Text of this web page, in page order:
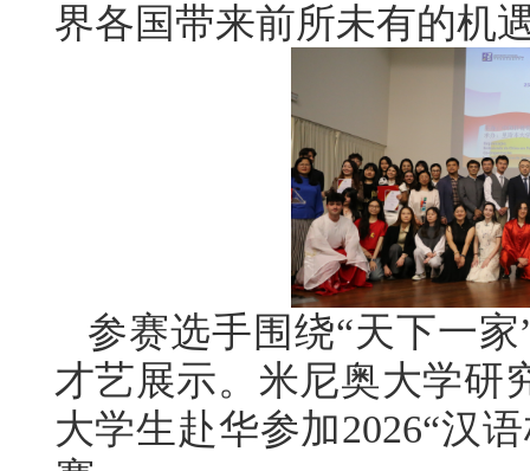
界各国带来前所未有的机
参赛选手围绕“天下一
才艺展示。 米尼奥大学研
大学生赴华参加2026“汉